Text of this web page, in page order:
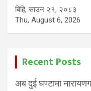
बिहि, साउन २१, २०८३
Thu, August 6, 2026
Recent Posts
अब दुई घण्टामा